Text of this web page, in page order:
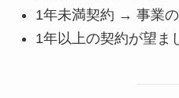
1年未満契約 → 事業
1年以上の契約が望ま